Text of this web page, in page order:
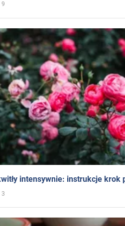
9
intensywnie: instrukcje krok
3